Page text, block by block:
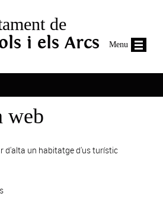
de
i els Arcs
web
d'alta un habitatge d'us turístic
Menu